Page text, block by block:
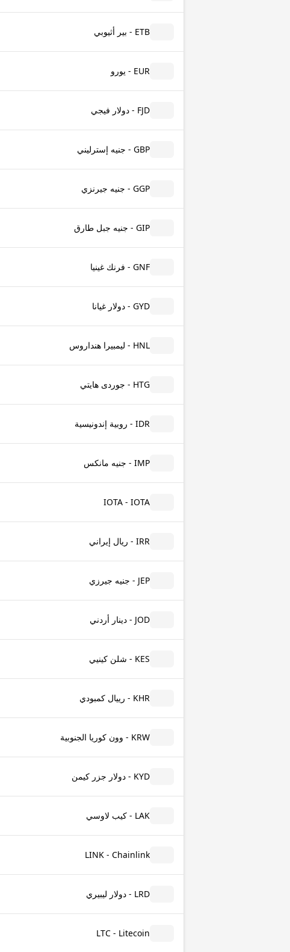
ETB - بير أثيوبي
EUR - يورو
FJD - دولار فيجي
GBP - جنيه إسترليني
GGP - جنيه جيرنزي
GIP - جنيه جبل طارق
GNF - فرنك غينيا
GYD - دولار غيانا
HNL - ليمبيرا هنداروس
HTG - جوردى هايتي
IDR - روبية إندونيسية
IMP - جنيه مانكس
IOTA - IOTA
IRR - ريال إيراني
JEP - جنيه جيرزي
JOD - دينار أردني
KES - شلن كينيي
KHR - رييال كمبودي
KRW - وون كوريا الجنوبية
KYD - دولار جزر كيمن
LAK - كيب لاوسي
LINK - Chainlink
LRD - دولار ليبيري
LTC - Litecoin